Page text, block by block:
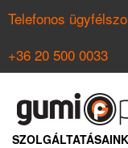
Telefonos
+36 20 500 0033
NYÁRI GUMI KERESŐ